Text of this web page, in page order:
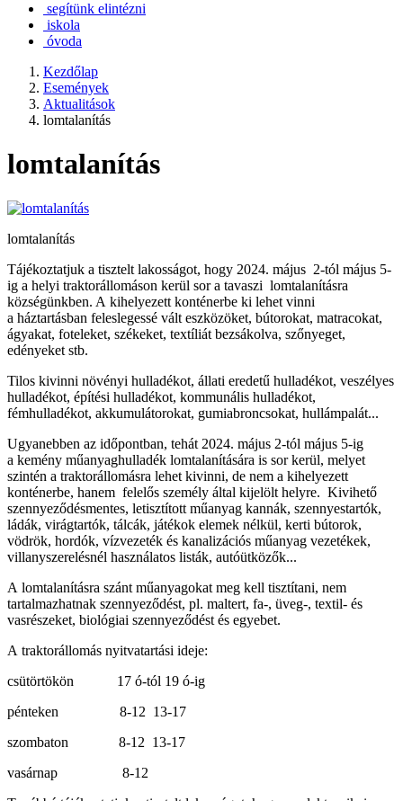
segítünk elintézni
iskola
óvoda
Kezdőlap
Események
Aktualitások
lomtalanítás
lomtalanítás
lomtalanítás
Tájékoztatjuk a tisztelt lakosságot, hogy 2024. május 2-tól május 5-
ig a helyi traktorállomáson kerül sor a tavaszi lomtalanításra
községünkben. A kihelyezett konténerbe ki lehet vinni
a háztartásban feleslegessé vált eszközöket, bútorokat, matracokat,
ágyakat, foteleket, székeket, textíliát bezsákolva, szőnyeget,
edényeket stb.
Tilos kivinni növényi hulladékot, állati eredetű hulladékot, veszélyes
hulladékot, építési hulladékot, kommunális hulladékot,
fémhulladékot, akkumulátorokat, gumiabroncsokat, hullámpalát...
Ugyanebben az időpontban, tehát 2024. május 2-tól május 5-ig
a kemény műanyaghulladék lomtalanítására is sor kerül, melyet
szintén a traktorállomásra lehet kivinni, de nem a kihelyezett
konténerbe, hanem felelős személy által kijelölt helyre. Kivihető
szennyeződésmentes, letisztított műanyag kannák, szennyestartók,
ládák, virágtartók, tálcák, játékok elemek nélkül, kerti bútorok,
vödrök, hordók, vízvezeték és kanalizációs műanyag vezetékek,
villanyszerelésnél használatos listák, autóütközők...
A lomtalanításra szánt műanyagokat meg kell tisztítani, nem
tartalmazhatnak szennyeződést, pl. maltert, fa-, üveg-, textil- és
vasrészeket, biológiai szennyeződést és egyebet.
A traktorállomás nyitvatartási ideje:
csütörtökön 17 ó-tól 19 ó-ig
pénteken 8-12 13-17
szombaton 8-12 13-17
vasárnap 8-12